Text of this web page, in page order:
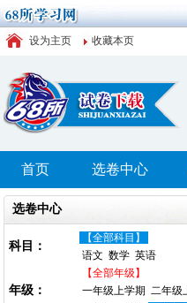
设为主页 收藏本页
首页 选卷中心
选卷中心
科目：
【全部科目】
语文 数学 英语
年级：
【全部年级】
一年级上学期 二年级